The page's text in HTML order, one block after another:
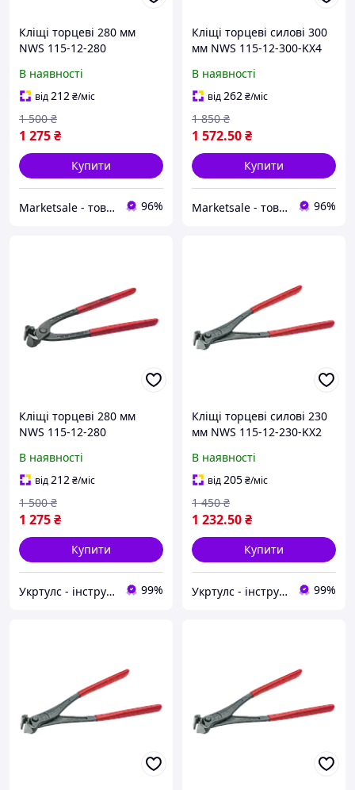
Кліщі торцеві 280 мм
NWS 115-12-280
В наявності
від212₴/міс
1 275₴
1 500 ₴
Купити
Marketsale - товари зі знижкою 96%
Кліщі торцеві силові 300
мм NWS 115-12-300-KX4
В наявності
від262₴/міс
1 572.50₴
1 850 ₴
Купити
Marketsale - товари зі знижкою 96%
Кліщі торцеві 280 мм
NWS 115-12-280
В наявності
від212₴/міс
1 275₴
1 500 ₴
Купити
Укртулс - інструменти та обладнання 99%
Кліщі торцеві силові 230
мм NWS 115-12-230-KX2
В наявності
від205₴/міс
1 232.50₴
1 450 ₴
Купити
Укртулс - інструменти та обладнання 99%